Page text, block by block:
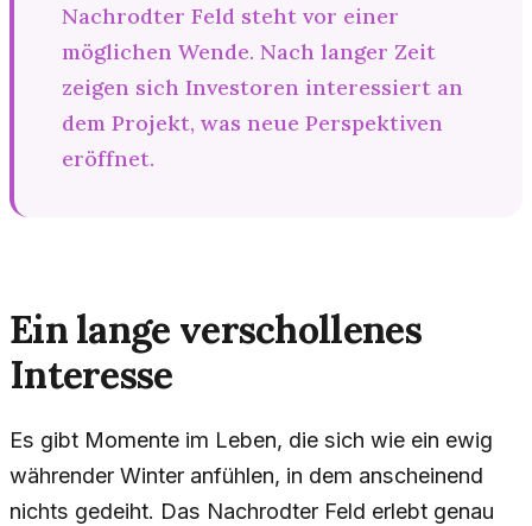
Nachrodter Feld steht vor einer
möglichen Wende. Nach langer Zeit
zeigen sich Investoren interessiert an
dem Projekt, was neue Perspektiven
eröffnet.
Ein lange verschollenes
Interesse
Es gibt Momente im Leben, die sich wie ein ewig
währender Winter anfühlen, in dem anscheinend
nichts gedeiht. Das Nachrodter Feld erlebt genau